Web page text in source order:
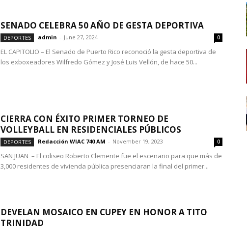
SENADO CELEBRA 50 AÑO DE GESTA DEPORTIVA
DEPORTES admin - June 27, 2024 0
EL CAPITOLIO – El Senado de Puerto Rico reconoció la gesta deportiva de
los exboxeadores Wilfredo Gómez y José Luis Vellón, de hace 50...
CIERRA CON ÉXITO PRIMER TORNEO DE
VOLLEYBALL EN RESIDENCIALES PÚBLICOS
DEPORTES Redacción WIAC 740 AM - November 19, 2023 0
SAN JUAN – El coliseo Roberto Clemente fue el escenario para que más de
3,000 residentes de vivienda pública presenciaran la final del primer...
DEVELAN MOSAICO EN CUPEY EN HONOR A TITO
TRINIDAD